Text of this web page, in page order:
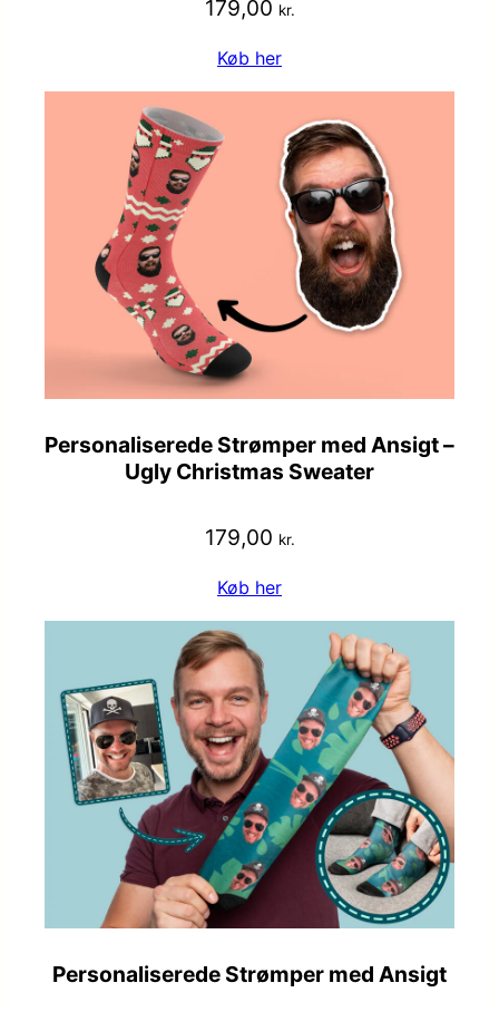
179,00 kr.
Køb her
Personaliserede Strømper med Ansigt –
Ugly Christmas Sweater
179,00 kr.
Køb her
Personaliserede Strømper med Ansigt